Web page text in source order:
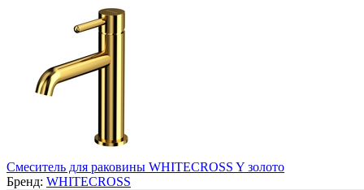
Смеситель для раковины WHITECROSS Y золото
Бренд: WHITECROSS